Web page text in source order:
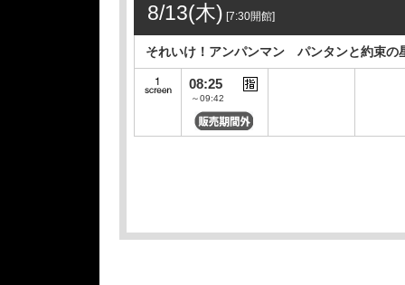
8/13(木) [7:30開館]
それいけ！アンパンマン パンタンと約束の
08:25
～09:42